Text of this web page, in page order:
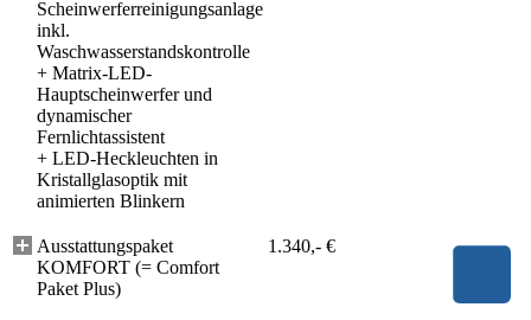
Scheinwerferreinigungsanlage
inkl.
Waschwasserstandskontrolle
+ Matrix-LED-
Hauptscheinwerfer und
dynamischer
Fernlichtassistent
+ LED-Heckleuchten in
Kristallglasoptik mit
animierten Blinkern
Ausstattungspaket
KOMFORT (= Comfort
Paket Plus)
1.340,- €